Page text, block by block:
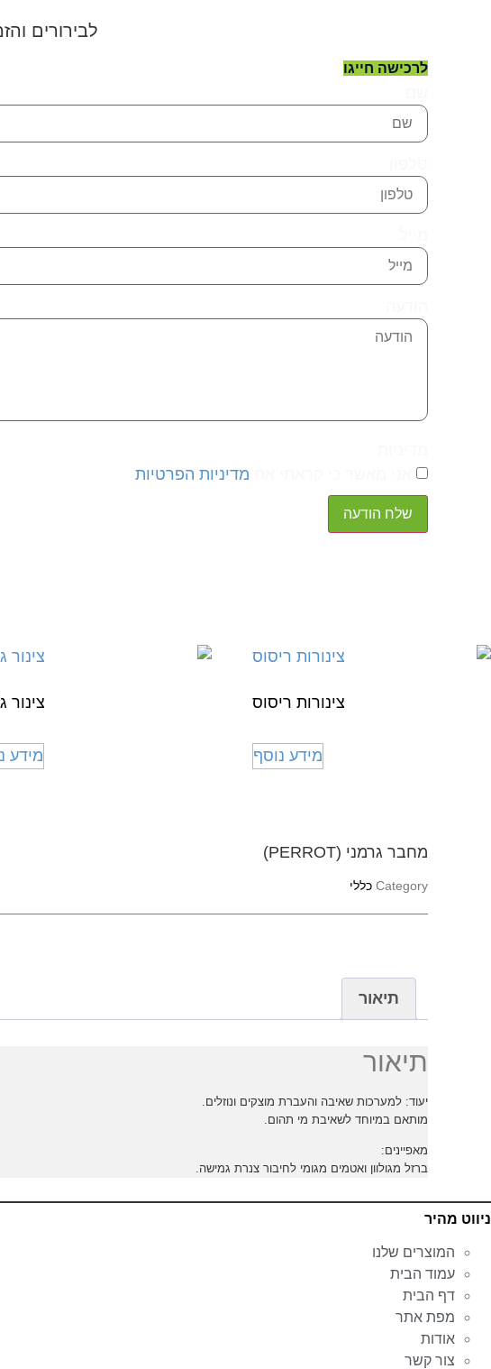
לבירורים
לרכישה חייגו
מדיניות הפרטיות
שלח הודעה
צינורות ריסוס
מידע נוסף
צינור
מידע
מחבר גרמני (PERROT)
Category כללי
תיאור
תיאור
יעוד: למערכות שאיבה והעברת מוצקים ונוזלים.
מותאם במיוחד לשאיבת מי תהום.
מאפיינים:
ברזל מגולוון ואטמים מגומי לחיבור צנרת גמישה.
ניווט מהיר
המוצרים שלנו
עמוד הבית
דף הבית
מפת אתר
אודות
צור קשר